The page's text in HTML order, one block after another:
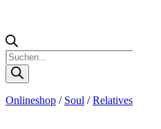
Products
search
Onlineshop / Soul /Relatives